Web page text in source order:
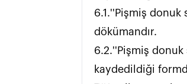
6.1.''Pişmiş donuk
dökümandır.
6.2.''Pişmiş
kaydedildiği